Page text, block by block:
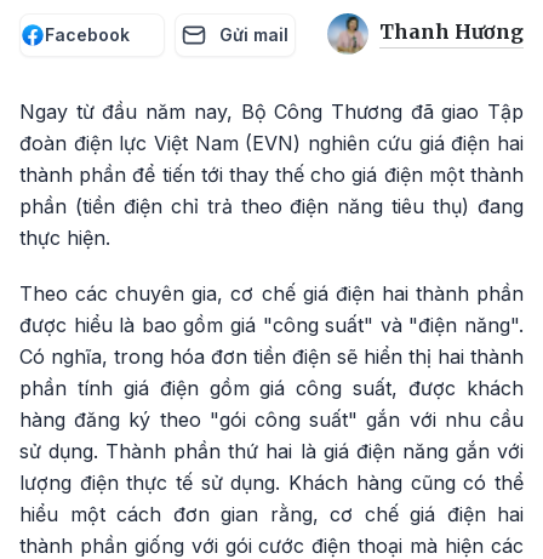
Facebook Gửi mail Thanh Hương
Ngay từ đầu năm nay, Bộ Công Thương đã giao Tập
đoàn điện lực Việt Nam (EVN) nghiên cứu giá điện hai
thành phần để tiến tới thay thế cho giá điện một thành
phần (tiền điện chỉ trả theo điện năng tiêu thụ) đang
thực hiện.
Theo các chuyên gia, cơ chế giá điện hai thành phần
được hiểu là bao gồm giá "công suất" và "điện năng".
Có nghĩa, trong hóa đơn tiền điện sẽ hiển thị hai thành
phần tính giá điện gồm giá công suất, được khách
hàng đăng ký theo "gói công suất" gắn với nhu cầu
sử dụng. Thành phần thứ hai là giá điện năng gắn với
lượng điện thực tế sử dụng. Khách hàng cũng có thể
hiểu một cách đơn gian rằng, cơ chế giá điện hai
thành phần giống với gói cước điện thoại mà hiện các